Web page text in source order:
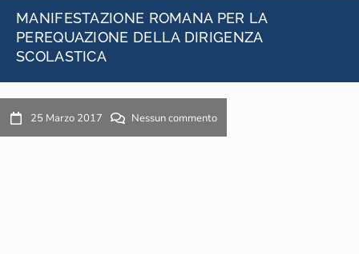
MANIFESTAZIONE ROMANA PER LA
PEREQUAZIONE DELLA DIRIGENZA
SCOLASTICA
25 Marzo 2017 Nessun commento